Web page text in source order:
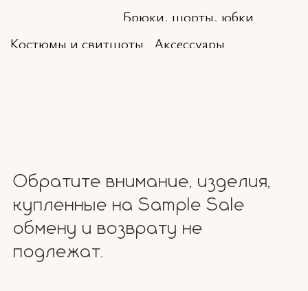
Обратите внимание, изделия,
купленные на Sample Sale
обмену и возврату не
подлежат.